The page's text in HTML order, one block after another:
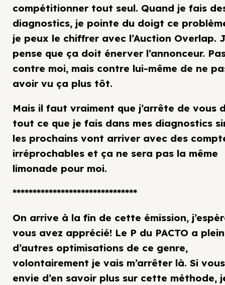
compétitionner tout seul. Quand je fais
diagnostics, je pointe du doigt ce
je peux le chiffrer avec l’Auction Overlap.
pense que ça doit énerver l’annonceur.
contre moi, mais contre lui-même de ne
avoir vu ça plus tôt.
Mais il faut vraiment que j’arrête de vous
tout ce que je fais dans mes diagnostics
les prochains vont arriver avec des
irréprochables et ça ne sera pas la même
limonade pour moi.
*******************************
On arrive à la fin de cette émission,
vous avez apprécié! Le P du PACTO a plein
d’autres optimisations de ce genre,
volontairement je vais m’arrêter là. Si
envie d’en savoir plus sur cette méthode,